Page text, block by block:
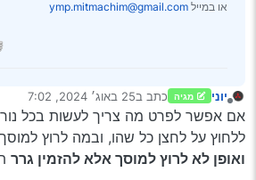
או במייל ymp.mitmachim@gmail.com
מנותק
יוני מגיה כתב ב25 באוג׳ 2024, 7:02
נערך לאחרונה על ידי
אם אפשר לפרט מה צריך לעשות בכל
ללחוץ על לחצן כל שהו, ובמה לרוץ
ואופן לא לרוץ למוסך אלא להזמין גרר